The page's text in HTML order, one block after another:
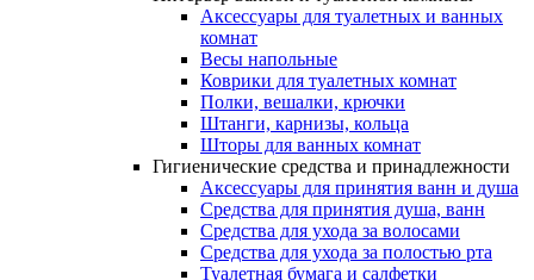
Аксессуары для туалетных и ванных
комнат
Весы напольные
Коврики для туалетных комнат
Полки, вешалки, крючки
Штанги, карнизы, кольца
Шторы для ванных комнат
Гигиенические средства и принадлежности
Аксессуары для принятия ванн и душа
Средства для принятия душа, ванн
Средства для ухода за волосами
Средства для ухода за полостью рта
Туалетная бумага и салфетки